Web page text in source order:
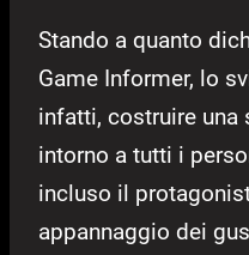
Stando a quanto
Game Informer, lo
infatti, costruire
intorno a tutti i
incluso il
appannaggio dei